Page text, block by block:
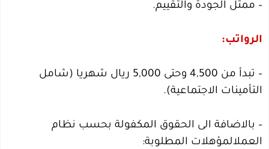
– ممثل الجودة والتقييم.
الرواتب:
– تبدأ من 4,500 وحتى 5,000 ريال شهريا (شامل
التأمينات الاجتماعية).
– بالاضافة الى الحقوق المكفولة بحسب نظام
العملالمؤهلات المطلوبة: